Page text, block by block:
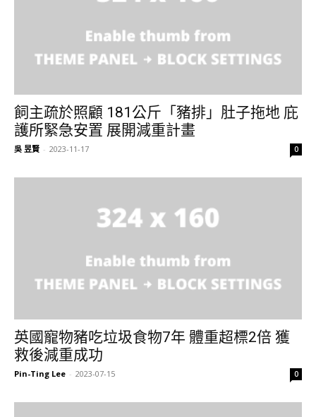
飼主疏於照顧 181公斤「豬排」肚子拖地 庇
護所緊急安置 展開減重計畫
吳 昱賢 - 2023-11-17 0
英國寵物豬吃垃圾食物7年 體重超標2倍 獲
救後減重成功
Pin-Ting Lee - 2023-07-15 0